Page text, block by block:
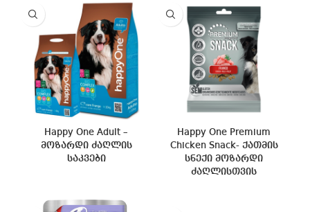
Happy One Adult –
მოზარდი ძაღლის
საკვები
Happy One Premium
Chicken Snack- ქათმის
სნექი მოზარდი
ძაღლისთვის